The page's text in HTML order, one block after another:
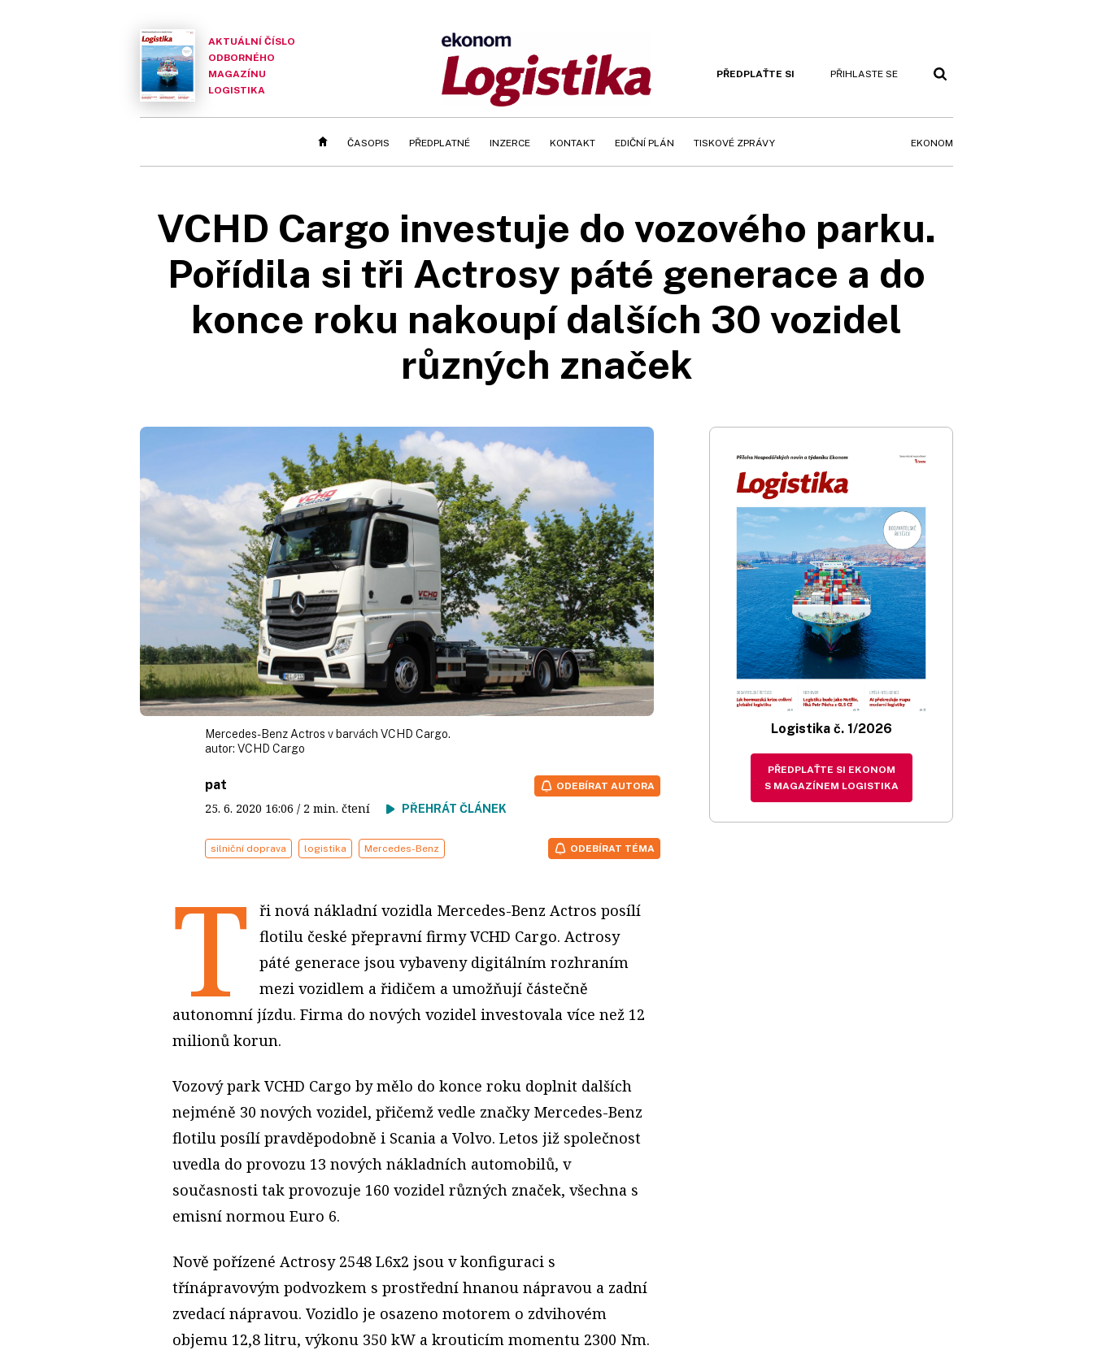
AKTUÁLNÍ ČÍSLO
ODBORNÉHO
MAGAZÍNU
LOGISTIKA
PŘEDPLAŤTE SI PŘIHLASTE SE
ČASOPIS PŘEDPLATNÉ INZERCE KONTAKT EDIČNÍ PLÁN TISKOVÉ ZPRÁVY EKONOM
VCHD Cargo investuje do vozového parku.
Pořídila si tři Actrosy páté generace a do
konce roku nakoupí dalších 30 vozidel
různých značek
Mercedes-Benz Actros v barvách VCHD Cargo.
autor: VCHD Cargo
pat
25. 6. 2020 16:06 / 2 min. čtení PŘEHRÁT ČLÁNEK
ODEBÍRAT AUTORA
silniční doprava logistika Mercedes-Benz ODEBÍRAT TÉMA
T
ři nová nákladní vozidla Mercedes-Benz Actros posílí
flotilu české přepravní firmy VCHD Cargo. Actrosy
páté generace jsou vybaveny digitálním rozhraním
mezi vozidlem a řidičem a umožňují částečně
autonomní jízdu. Firma do nových vozidel investovala více než 12
milionů korun.
Vozový park VCHD Cargo by mělo do konce roku doplnit dalších
nejméně 30 nových vozidel, přičemž vedle značky Mercedes-Benz
flotilu posílí pravděpodobně i Scania a Volvo. Letos již společnost
uvedla do provozu 13 nových nákladních automobilů, v
současnosti tak provozuje 160 vozidel různých značek, všechna s
emisní normou Euro 6.
Nově pořízené Actrosy 2548 L6x2 jsou v konfiguraci s
třínápravovým podvozkem s prostřední hnanou nápravou a zadní
zvedací nápravou. Vozidlo je osazeno motorem o zdvihovém
objemu 12,8 litru, výkonu 350 kW a krouticím momentu 2300 Nm.
Logistika č. 1/2026
PŘEDPLAŤTE SI EKONOM
S MAGAZÍNEM LOGISTIKA